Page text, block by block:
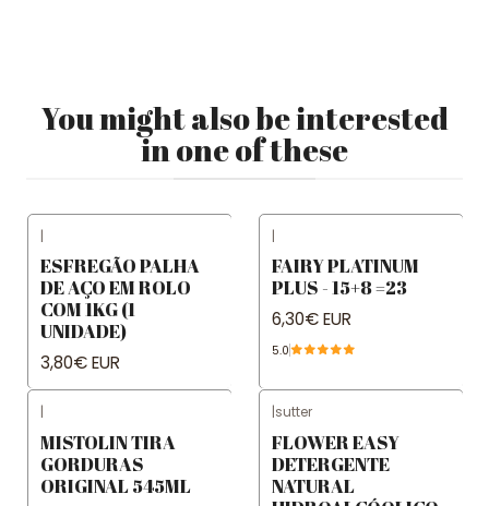
You might also be interested
in one of these
|
ESFREGÃO PALHA
DE AÇO EM ROLO
COM 1KG (1
UNIDADE)
3,80€ EUR
|
FAIRY PLATINUM
PLUS - 15+8 =23
6,30€ EUR
5.0
|
MISTOLIN TIRA
GORDURAS
ORIGINAL 545ML
|sutter
FLOWER EASY
DETERGENTE
NATURAL